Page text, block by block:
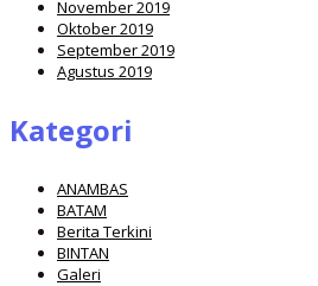
November 2019
Oktober 2019
September 2019
Agustus 2019
Kategori
ANAMBAS
BATAM
Berita Terkini
BINTAN
Galeri